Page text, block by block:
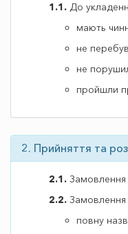
1.1. До
мають
не
не
пройшли
2. Прийняття та
2.1. Замовлення
2.2. Замовлення
повну